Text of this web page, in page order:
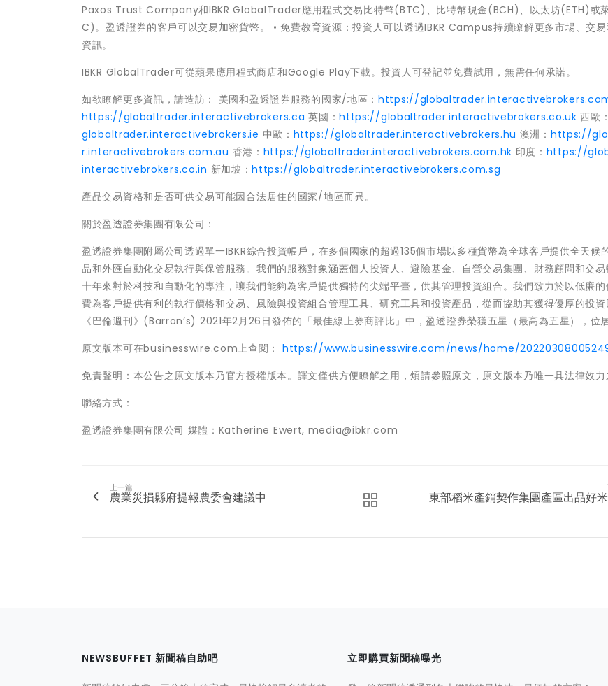
Paxos Trust Company和IBKR GlobalTrader應用程式交易比特幣(BTC)、比特幣現金(BCH)、以太坊(ETH)或
C)。盈透證券的客戶可以交易加密貨幣。 • 免費教育資源：投資人可以透過IBKR Campus持續瞭解更多市場、交易
資訊。
IBKR GlobalTrader可從蘋果應用程式商店和Google Play下載。投資人可登記並免費試用，無需任何承諾。
如欲瞭解更多資訊，請造訪： 美國和盈透證券服務的國家/地區： https://
https://globaltrader.interactivebrokers.ca 英國：https://globaltrader.interactivebrokers.co.uk 西歐：
globaltrader.interactivebrokers.ie 中歐： https://globaltrader.interactivebrokers.hu 澳洲： https://
r.interactivebrokers.com.au 香港： https://globaltrader.interactivebrokers.com.hk 印度： https://
interactivebrokers.co.in 新加坡：https://globaltrader.interactivebrokers.com.sg
產品交易資格和是否可供交易可能因合法居住的國家/地區而異。
關於盈透證券集團有限公司：
盈透證券集團附屬公司透過單一IBKR綜合投資帳戶，在多個國家的超過135個市場以多種貨幣為全球客戶提供全天候
品和外匯自動化交易執行與保管服務。我們的服務對象涵蓋個人投資人、避險基金、自營交易集團、財務顧問和交
十年來對於科技和自動化的專注，讓我們能夠為客戶提供獨特的尖端平臺，供其管理投資組合。我們致力於以低廉
費為客戶提供有利的執行價格和交易、風險與投資組合管理工具、研究工具和投資產品，從而協助其獲得優厚的投
《巴倫週刊》(Barron’s) 2021年2月26日發佈的「最佳線上券商評比」中，盈透證券榮獲五星（最高為五星），位居
原文版本可在businesswire.com上查閱： https://www.businesswire.com/news/home/
免責聲明：本公告之原文版本乃官方授權版本。譯文僅供方便瞭解之用，煩請參照原文，原文版本乃唯一具法律效力
聯絡方式：
盈透證券集團有限公司 媒體：Katherine Ewert, media@ibkr.com
上一篇
農業災損縣府提報農委會建議中
東部稻米產銷契作集團產區出品好
NEWSBUFFET 新聞稿自助吧 立即購買新聞稿曝光